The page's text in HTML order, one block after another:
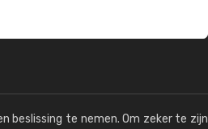
beslissing te nemen. Om zeker te zijn